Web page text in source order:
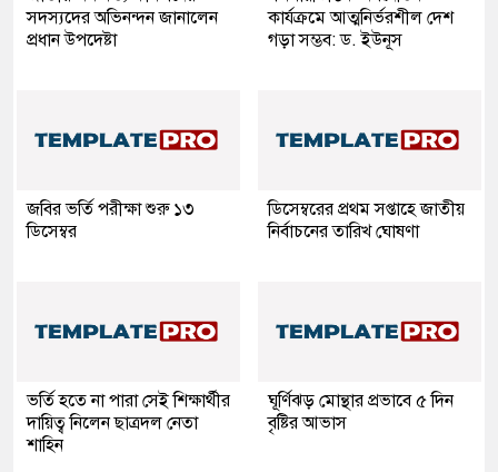
সদস্যদের অভিনন্দন জানালেন
প্রধান উপদেষ্টা
কার্যক্রমে আত্মনির্ভরশীল দেশ
গড়া সম্ভব: ড. ইউনূস
জবির ভর্তি পরীক্ষা শুরু ১৩
ডিসেম্বর
ডিসেম্বরের প্রথম সপ্তাহে জাতীয়
নির্বাচনের তারিখ ঘোষণা
ভর্তি হতে না পারা সেই শিক্ষার্থীর
দায়িত্ব নিলেন ছাত্রদল নেতা
শাহিন
ঘূর্ণিঝড় মোন্থার প্রভাবে ৫ দিন
বৃষ্টির আভাস